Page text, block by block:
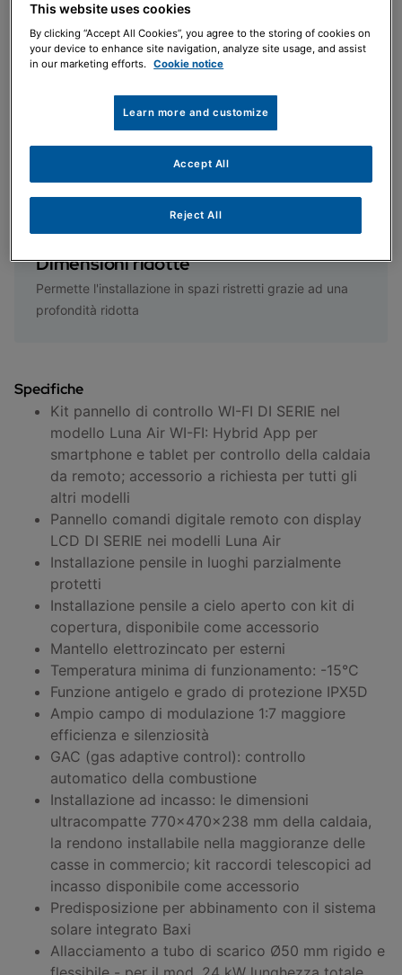
Controllo remoto
controllo
Dimensioni ridotte
Permette l'installazione in spazi ristretti grazie ad una
profondità ridotta
Specifiche
Kit pannello di controllo WI-FI DI SERIE nel
modello Luna Air WI-FI: Hybrid App per
smartphone e tablet per controllo della caldaia
da remoto; accessorio a richiesta per tutti gli
altri modelli
Pannello comandi digitale remoto con display
LCD DI SERIE nei modelli Luna Air
Installazione pensile in luoghi parzialmente
protetti
Installazione pensile a cielo aperto con kit di
copertura, disponibile come accessorio
Mantello elettrozincato per esterni
Temperatura minima di funzionamento: -15°C
Funzione antigelo e grado di protezione IPX5D
Ampio campo di modulazione 1:7 maggiore
efficienza e silenziosità
GAC (gas adaptive control): controllo
automatico della combustione
Installazione ad incasso: le dimensioni
ultracompatte 770x470x238 mm della caldaia,
la rendono installabile nella maggioranze delle
casse in commercio; kit raccordi telescopici ad
incasso disponibile come accessorio
Predisposizione per abbinamento con il sistema
solare integrato Baxi
Allacciamento a tubo di scarico Ø50 mm rigido e
This website uses cookies
By clicking “Accept All Cookies”, you agree to the storing of cookies on
your device to enhance site navigation, analyze site usage, and assist
in our marketing efforts. Cookie notice
Learn more and customize
Reject All
Accept All